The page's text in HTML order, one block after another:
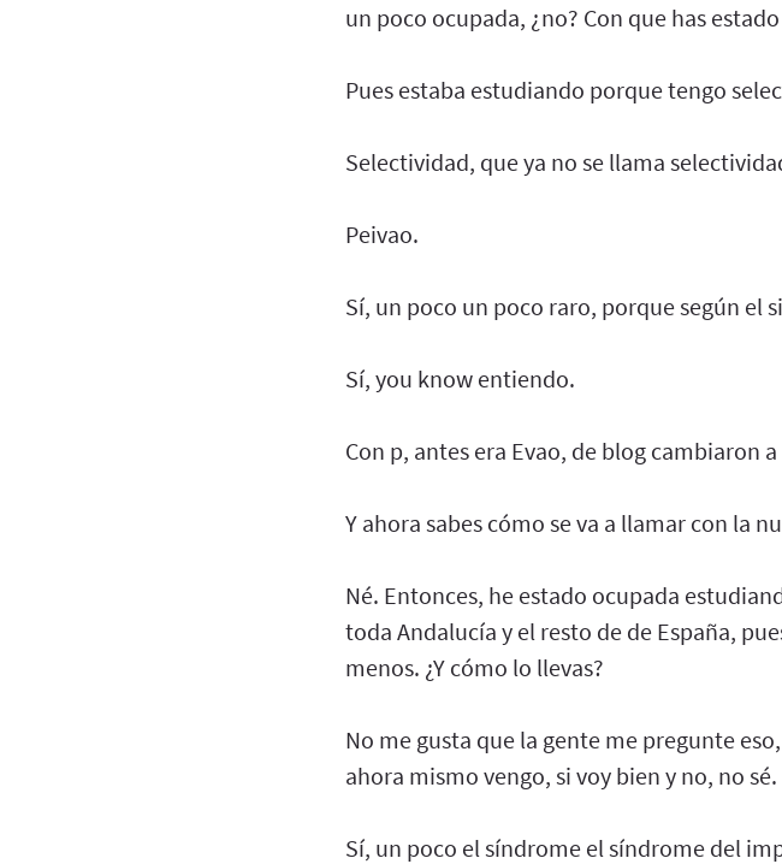
un poco ocupada, ¿no? Con que has
Pues estaba estudiando porque tengo
Selectividad, que ya no se llama
Peivao.
Sí, un poco un poco raro, porque según el
Sí, you know entiendo.
Con p, antes era Evao, de blog cambiaron
Y ahora sabes cómo se va a llamar con la
Né. Entonces, he estado ocupada
toda Andalucía y el resto de de España,
menos. ¿Y cómo lo llevas?
No me gusta que la gente me pregunte
ahora mismo vengo, si voy bien y no, no sé.
Sí, un poco el síndrome el síndrome del